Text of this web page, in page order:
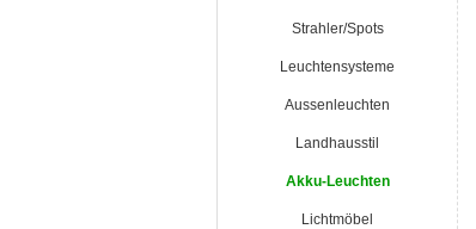
Strahler/Spots
Leuchtensysteme
Aussenleuchten
Landhausstil
Akku-Leuchten
Lichtmöbel